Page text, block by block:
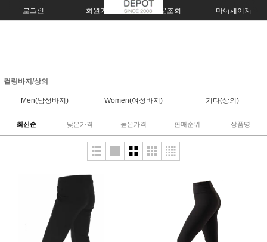
로그인 회원가입 주문조회 마이페이지
컬링바지/상의
Men(남성바지) Women(여성바지) 기타(상의)
최신순 낮은가격 높은가격 판매순위 상품명